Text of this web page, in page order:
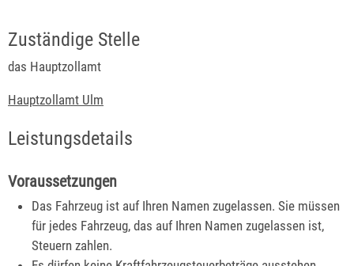
Zuständige Stelle
das Hauptzollamt
Hauptzollamt Ulm
Leistungsdetails
Voraussetzungen
Das Fahrzeug ist auf Ihren Namen zugelassen.Sie müssen
für jedes Fahrzeug, das auf Ihren Namen zugelassen ist,
Steuern zahlen.